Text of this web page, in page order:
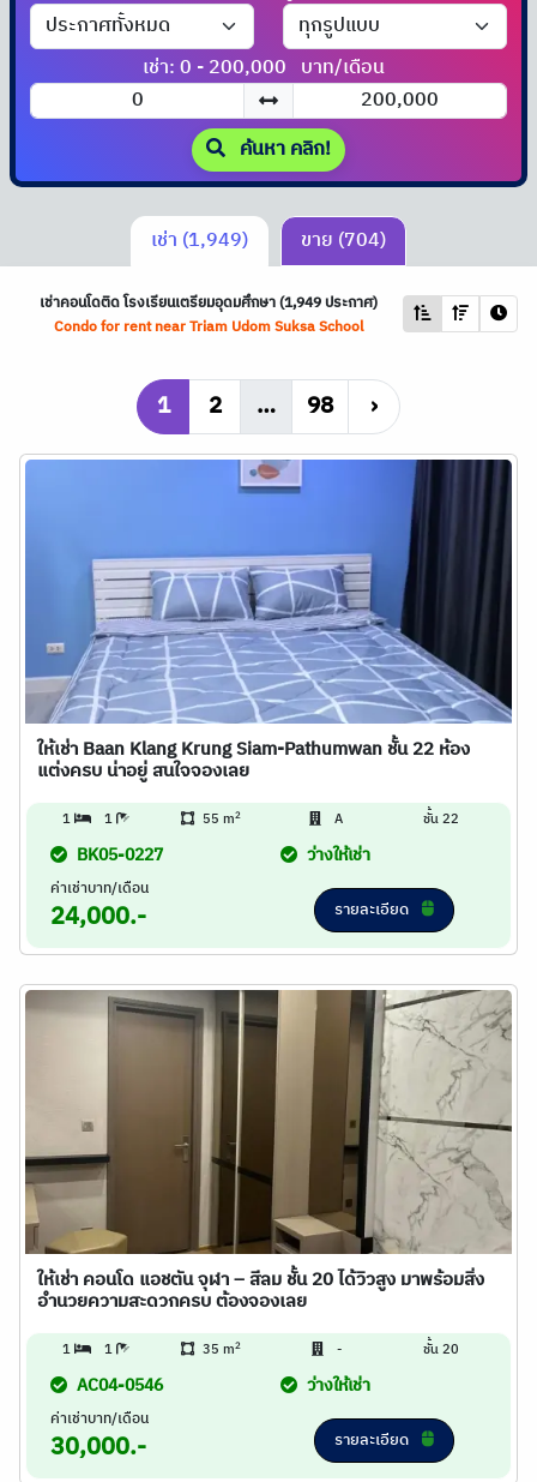
เช่า: 0 - 200,000 บาท/เดือน
ค้นหา คลิก!
เช่า (1,949) ขาย (704)
เช่าคอนโดติด โรงเรียนเตรียมอุดมศึกษา (1,949 ประกาศ)
Condo for rent near Triam Udom Suksa School
1 2 … 98 ›
ให้เช่า Baan Klang Krung Siam-Pathumwan ชั้น 22 ห้อง
แต่งครบ น่าอยู่ สนใจจองเลย
1 1 55 m2 A ชั้น 22
BK05-0227 ว่างให้เช่า
ค่าเช่าบาท/เดือน
24,000.- รายละเอียด
ให้เช่า คอนโด แอชตัน จุฬา – สีลม ชั้น 20 ได้วิวสูง มาพร้อมสิ่ง
อำนวยความสะดวกครบ ต้องจองเลย
1 1 35 m2 - ชั้น 20
AC04-0546 ว่างให้เช่า
ค่าเช่าบาท/เดือน
30,000.- รายละเอียด